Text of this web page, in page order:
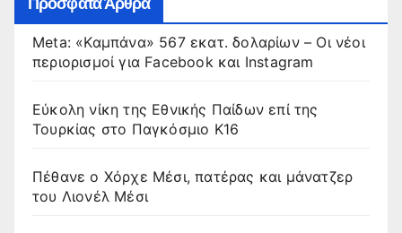
Meta: «Καμπάνα» 567 εκατ. δολαρίων – Οι νέοι
περιορισμοί για Facebook και Instagram
Εύκολη νίκη της Εθνικής Παίδων επί της
Τουρκίας στο Παγκόσμιο Κ16
Πέθανε ο Χόρχε Μέσι, πατέρας και μάνατζερ
του Λιονέλ Μέσι